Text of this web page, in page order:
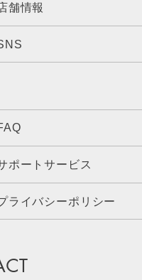
舗情報
ポートサービス
ライバシーポリシー